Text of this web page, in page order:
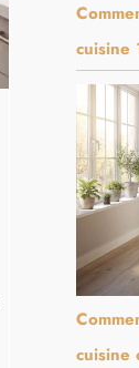
cuisine
cuisine